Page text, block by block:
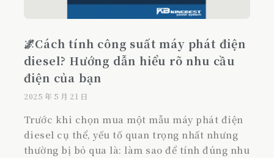
🌌Cách tính công suất máy phát điện
diesel? Hướng dẫn hiểu rõ nhu cầu
điện của bạn
2025 年 5 月 21 日
Trước khi chọn mua một mẫu máy phát điện
diesel cụ thể, yếu tố quan trọng nhất nhưng
thường bị bỏ qua là: làm sao để tính đúng nhu